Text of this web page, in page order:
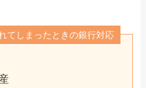
てしまったときの銀行対応